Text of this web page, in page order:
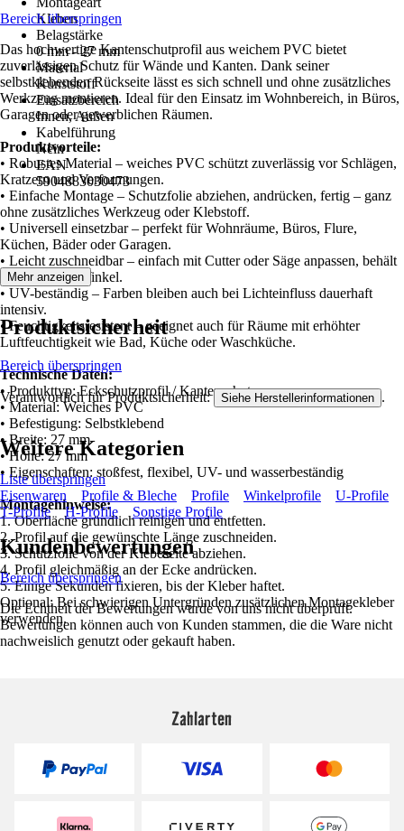
Kleben
Belagstärke
0 mm - 27 mm
Material
Kunststoff
Einsatzbereich
Innen, Außen
Kabelführung
Nein
EAN
5904883030473
Bereich überspringen
Das hochwertige Kantenschutprofil aus weichem PVC bietet
zuverlässigen Schutz für Wände und Kanten. Dank seiner
selbstklebenden Rückseite lässt es sich schnell und ohne zusätzliches
Werkzeug montieren. Ideal für den Einsatz im Wohnbereich, in Büros,
Garagen oder gewerblichen Räumen.
Produktvorteile:
• Robustes Material – weiches PVC schützt zuverlässig vor Schlägen,
Kratzern und Verformungen.
• Einfache Montage – Schutzfolie abziehen, andrücken, fertig – ganz
ohne zusätzliches Werkzeug oder Klebstoff.
• Universell einsetzbar – perfekt für Wohnräume, Büros, Flure,
Küchen, Bäder oder Garagen.
• Leicht zuschneidbar – einfach mit Cutter oder Säge anpassen, behält
sauberen 90°-Winkel.
• UV-beständig – Farben bleiben auch bei Lichteinfluss dauerhaft
intensiv.
• Feuchtigkeitsresistent – geeignet auch für Räume mit erhöhter
Luftfeuchtigkeit wie Bad, Küche oder Waschküche.
Technische Daten:
• Produkttyp: Eckschutzprofil / Kantenschutz
• Material: Weiches PVC
• Befestigung: Selbstklebend
• Breite: 27 mm
• Höhe: 27 mm
• Eigenschaften: stoßfest, flexibel, UV- und wasserbeständig
Montagehinweise:
1. Oberfläche gründlich reinigen und entfetten.
2. Profil auf die gewünschte Länge zuschneiden.
3. Schutzfolie von der Klebeseite abziehen.
4. Profil gleichmäßig an der Ecke andrücken.
5. Einige Sekunden fixieren, bis der Kleber haftet.
Optional: Bei schwierigen Untergründen zusätzlichen Montagekleber
verwenden.
Mehr anzeigen
Produktsicherheit
Bereich überspringen
Verantwortlich für Produktsicherheit: Siehe Herstellerinformationen .
Weitere Kategorien
Liste überspringen
Eisenwaren
Profile & Bleche Profile Winkelprofile
U-Profile
T-Profile
H-Profile Sonstige Profile
Kundenbewertungen
Bereich überspringen
Die Echtheit der Bewertungen wurde von uns nicht überprüft.
Bewertungen können auch von Kunden stammen, die die Ware nicht
nachweislich genutzt oder gekauft haben.
Zahlarten